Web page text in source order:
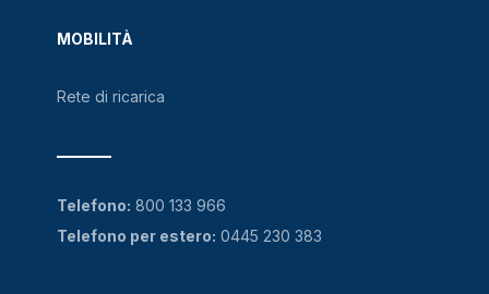
MOBILITÀ
Rete di ricarica
Telefono: 800 133 966
Telefono per estero: 0445 230 383